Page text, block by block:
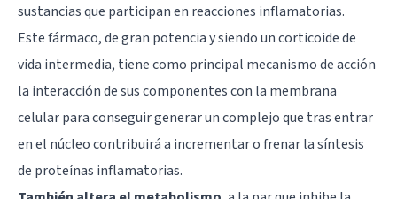
sustancias que participan en reacciones inflamatorias.
Este fármaco, de gran potencia y siendo un corticoide de
vida intermedia, tiene como principal mecanismo de acción
la interacción de sus componentes con la membrana
celular para conseguir generar un complejo que tras entrar
en el núcleo contribuirá a incrementar o frenar la síntesis
de proteínas inflamatorias.